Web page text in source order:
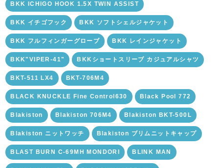
BKK ICHIGO HOOK 1.5X TWIN ASSIST
BKK イチゴフック BKK ソフトシェルジャケット
BKK フルフィンガーグローブ BKK レインジャケット
BKK"VIPER-41" BKKショートスリーブ カジュアルシャツ
BKT-511 LX4 BKT-706M4
BLACK KNUCKLE Fine Control630 Black Pool 772
Blakiston Blakiston 706M4 Blakiston BKT-500L
Blakiston ニットワッチ Blakiston ブリムニットキャップ
BLAST BURN C-69MH MONDORI BLINK MAN